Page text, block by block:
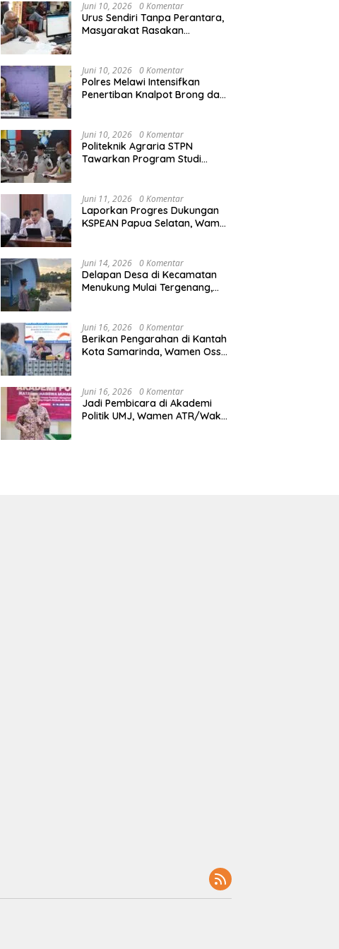
Melawi Naik ke Peringkat 10
Sementara MTQ XXXIV Kalbar
Terbuka
Kapolres Melawi AKBP
Bhabinkamtibmas
Agraria/Pertanahan dan Tata
Ruang
Juni 10, 2026 0 Komentar
Urus Sendiri Tanpa Perantara,
Masyarakat Rasakan
Juni 10, 2026 0 Komentar
Polres Melawi Intensifkan
Penertiban Knalpot Brong dan
Juni 10, 2026 0 Komentar
Politeknik Agraria STPN
Tawarkan Program Studi
Juni 11, 2026 0 Komentar
Laporkan Progres Dukungan
KSPEAN Papua Selatan, Wamen
Nasional
Juni 14, 2026 0 Komentar
Delapan Desa di Kecamatan
Menukung Mulai Tergenang,
Juni 16, 2026 0 Komentar
Berikan Pengarahan di Kantah
Kota Samarinda, Wamen Ossy:
Kalimantan Timur
Juni 16, 2026 0 Komentar
Jadi Pembicara di Akademi
Politik UMJ, Wamen ATR/Waka